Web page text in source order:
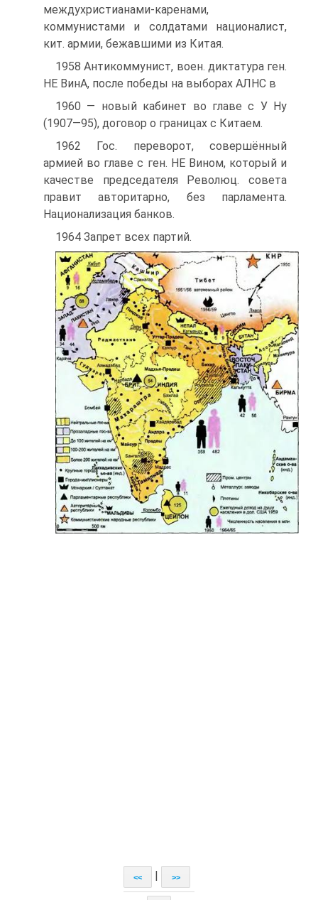
междухристианами-каренами,
коммунистами и солдатами националист,
кит. армии, бежавшими из Китая.
1958 Антикоммунист, воен. диктатура ген.
HE ВинА, после победы на выборах АЛНС в
1960 — новый кабинет во главе с У Hy
(1907—95), договор о границах с Китаем.
1962 Гос. переворот, совершённый
армией во главе с ген. HE Вином, который и
качестве председателя Революц. совета
правит авторитарно, без парламента.
Национализация банков.
1964 Запрет всех партий.
<< >>